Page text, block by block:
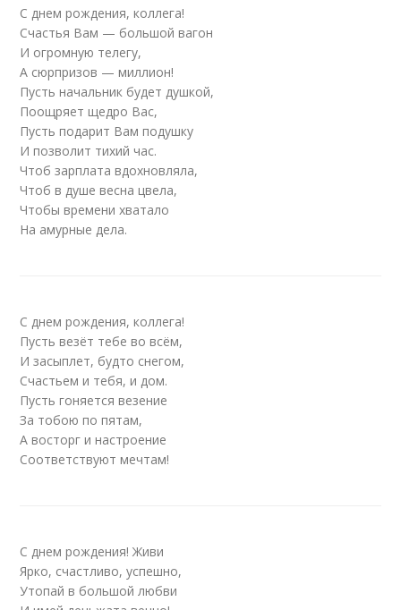
С днем рождения, коллега!
Счастья Вам — большой вагон
И огромную телегу,
А сюрпризов — миллион!
Пусть начальник будет душкой,
Поощряет щедро Вас,
Пусть подарит Вам подушку
И позволит тихий час.
Чтоб зарплата вдохновляла,
Чтоб в душе весна цвела,
Чтобы времени хватало
На амурные дела.
С днем рождения, коллега!
Пусть везёт тебе во всём,
И засыплет, будто снегом,
Счастьем и тебя, и дом.
Пусть гоняется везение
За тобою по пятам,
А восторг и настроение
Соответствуют мечтам!
С днем рождения! Живи
Ярко, счастливо, успешно,
Утопай в большой любви